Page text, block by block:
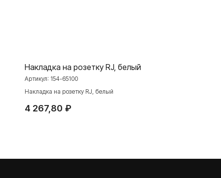
Накладка на розетку RJ, белый
Артикул: 154-65100
Накладка на розетку RJ, белый
4 267,80 ₽
О ФАБРИКЕ
История Презентации
Наше время
TELEGRAM